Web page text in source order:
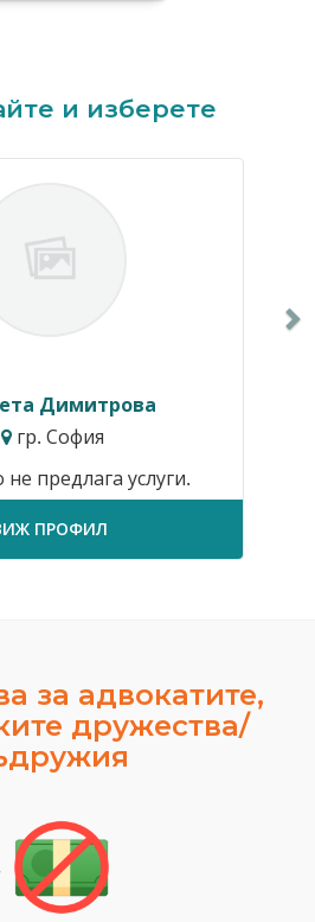
и изберете
Димитрова
гр. София
предлага услуги.
ПРОФИЛ
за адвокатите,
дружества/